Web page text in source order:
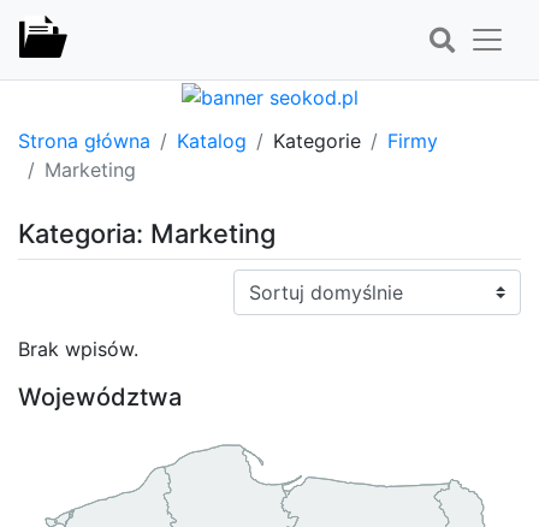
Strona główna Katalog Kategorie
Firmy
Marketing
Kategoria: Marketing
Sortuj:
Brak wpisów.
Województwa